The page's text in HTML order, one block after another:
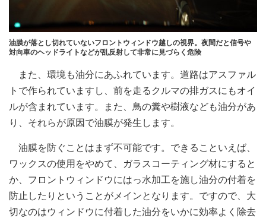
油膜が落とし切れていないフロントウィンドウ越しの視界。夜間だと信号や
対向車のヘッドライトなどが乱反射して非常に見づらく危険
また、環境も油分にあふれています。道路はアスファル
トで作られていますし、前を走るクルマの排ガスにもオイ
ルが含まれています。また、鳥の糞や樹液なども油分があ
り、それらが原因で油膜が発生します。
油膜を防ぐことはまず不可能です。できることいえば、
ワックスの使用をやめて、ガラスコーティング材にすると
か、フロントウィンドウにはっ水加工を施し油分の付着を
防止したりということがメインとなります。ですので、大
切なのはウィンドウに付着した油分をいかに効率よく除去